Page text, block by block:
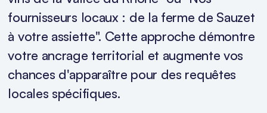
fournisseurs locaux : de la ferme de Sauzet
à votre assiette". Cette approche démontre
votre ancrage territorial et augmente vos
chances d'apparaître pour des requêtes
locales spécifiques.